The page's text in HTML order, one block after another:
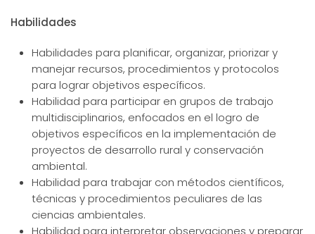
Habilidades
Habilidades para planificar, organizar, priorizar y
manejar recursos, procedimientos y protocolos
para lograr objetivos específicos.
Habilidad para participar en grupos de trabajo
multidisciplinarios, enfocados en el logro de
objetivos específicos en la implementación de
proyectos de desarrollo rural y conservación
ambiental.
Habilidad para trabajar con métodos científicos,
técnicas y procedimientos peculiares de las
ciencias ambientales.
Habilidad para interpretar observaciones y preparar